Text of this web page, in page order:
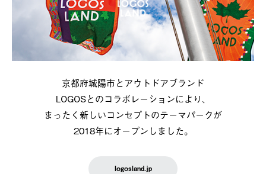
京都府城陽市とアウトドアブランド
LOGOSとのコラボレーションにより、
まったく新しいコンセプトのテーマパークが
2018年にオープンしました。
logosland.jp